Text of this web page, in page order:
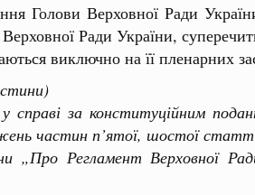
Голови Верховної Ради
Ради України,
виключно на її пленарних
за конституційним
частин п’ятої, шостої
„Про Регламент Верховної